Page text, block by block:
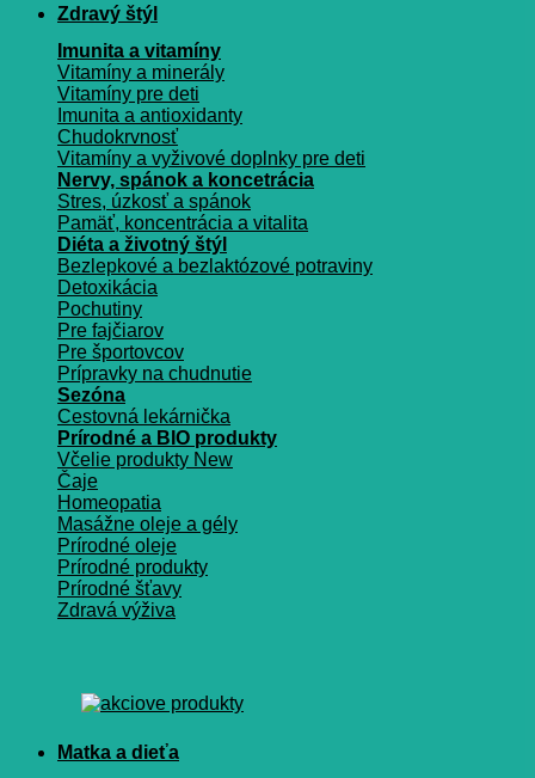
Zdravý štýl
Imunita a vitamíny
Vitamíny a minerály
Vitamíny pre deti
Imunita a antioxidanty
Chudokrvnosť
Vitamíny a vyživové doplnky pre deti
Nervy, spánok a koncetrácia
Stres, úzkosť a spánok
Pamäť, koncentrácia a vitalita
Diéta a životný štýl
Bezlepkové a bezlaktózové potraviny
Detoxikácia
Pochutiny
Pre fajčiarov
Pre športovcov
Prípravky na chudnutie
Sezóna
Cestovná lekárnička
Prírodné a BIO produkty
Včelie produkty
Čaje
Homeopatia
Masážne oleje a gély
Prírodné oleje
Prírodné produkty
Prírodné šťavy
Zdravá výživa
Matka a dieťa